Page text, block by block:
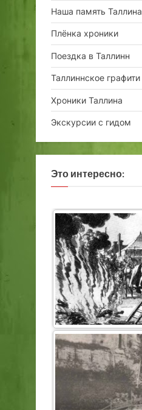
Наша память Таллина
Плёнка хроники
Поездка в Таллинн
Таллиннское графити
Хроники Таллина
Экскурсии с гидом
Это интересно: